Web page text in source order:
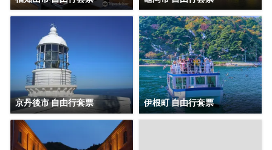
京丹後市 自由行套票 伊根町 自由行套票